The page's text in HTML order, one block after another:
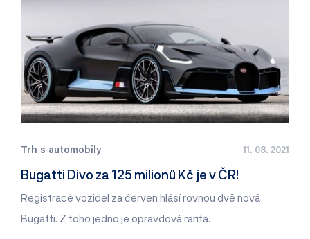
Trh s automobily 11. 08. 2021
Bugatti Divo za 125 milionů Kč je v ČR!
Registrace vozidel za červen hlásí rovnou dvě nová
Bugatti. Z toho jedno je opravdová rarita.